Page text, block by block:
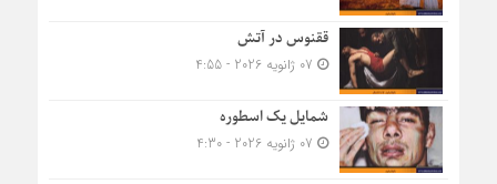
ققنوس در آتش
شمایل یک اسطوره